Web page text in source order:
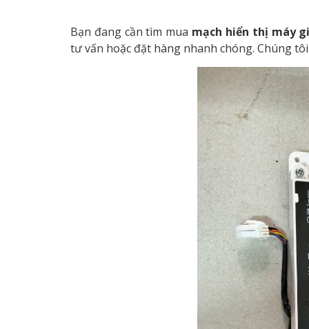
Bạn đang cần tìm mua mạch hiển thị máy
tư vấn hoặc đặt hàng nhanh chóng. Chúng